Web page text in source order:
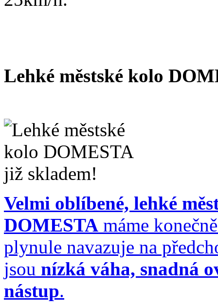
Lehké městské kolo
Velmi oblíbené, lehké
DOMESTA máme
plynule navazuje na
jsou nízká váha, snadná
nástup.